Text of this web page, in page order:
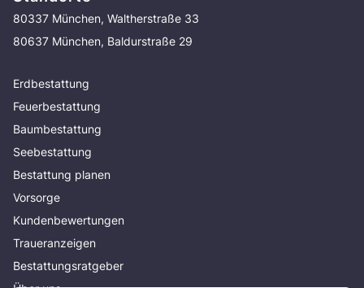
80337 München, Waltherstraße 33
80637 München, Baldurstraße 29
Erdbestattung
Feuerbestattung
Baumbestattung
Seebestattung
Bestattung planen
Vorsorge
Kundenbewertungen
Traueranzeigen
Bestattungsratgeber